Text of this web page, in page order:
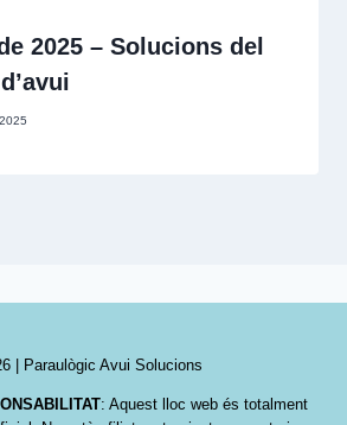
2025 – Solucions del
| Paraulògic Avui Solucions
: Aquest lloc web és totalment